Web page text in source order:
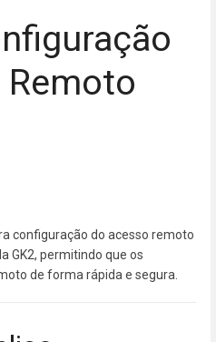
configuração do acesso remoto
GK2, permitindo que os
de forma rápida e segura.